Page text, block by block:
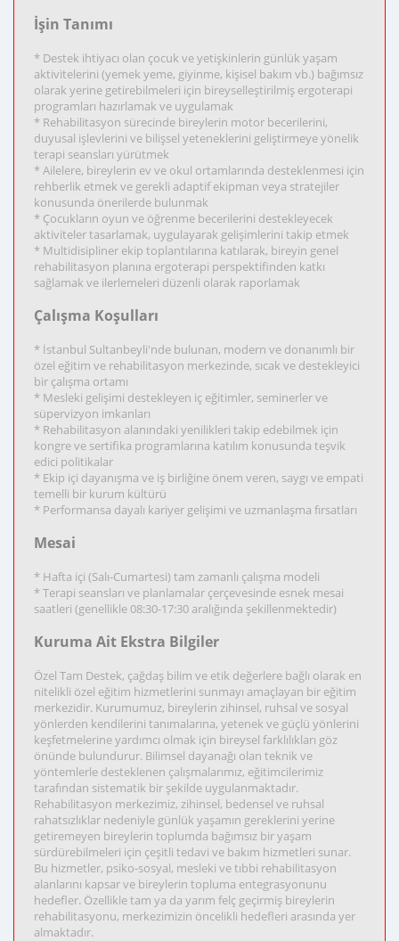
İşin Tanımı
* Destek ihtiyacı olan çocuk ve yetişkinlerin günlük yaşam
aktivitelerini (yemek yeme, giyinme, kişisel bakım vb.) bağımsız
olarak yerine getirebilmeleri için bireyselleştirilmiş ergoterapi
programları hazırlamak ve uygulamak
* Rehabilitasyon sürecinde bireylerin motor becerilerini,
duyusal işlevlerini ve bilişsel yeteneklerini geliştirmeye yönelik
terapi seansları yürütmek
* Ailelere, bireylerin ev ve okul ortamlarında desteklenmesi için
rehberlik etmek ve gerekli adaptif ekipman veya stratejiler
konusunda önerilerde bulunmak
* Çocukların oyun ve öğrenme becerilerini destekleyecek
aktiviteler tasarlamak, uygulayarak gelişimlerini takip etmek
* Multidisipliner ekip toplantılarına katılarak, bireyin genel
rehabilitasyon planına ergoterapi perspektifinden katkı
sağlamak ve ilerlemeleri düzenli olarak raporlamak
Çalışma Koşulları
* İstanbul Sultanbeyli'nde bulunan, modern ve donanımlı bir
özel eğitim ve rehabilitasyon merkezinde, sıcak ve destekleyici
bir çalışma ortamı
* Mesleki gelişimi destekleyen iç eğitimler, seminerler ve
süpervizyon imkanları
* Rehabilitasyon alanındaki yenilikleri takip edebilmek için
kongre ve sertifika programlarına katılım konusunda teşvik
edici politikalar
* Ekip içi dayanışma ve iş birliğine önem veren, saygı ve empati
temelli bir kurum kültürü
* Performansa dayalı kariyer gelişimi ve uzmanlaşma fırsatları
Mesai
* Hafta içi (Salı-Cumartesi) tam zamanlı çalışma modeli
* Terapi seansları ve planlamalar çerçevesinde esnek mesai
saatleri (genellikle 08:30-17:30 aralığında şekillenmektedir)
Kuruma Ait Ekstra Bilgiler
Özel Tam Destek, çağdaş bilim ve etik değerlere bağlı olarak en
nitelikli özel eğitim hizmetlerini sunmayı amaçlayan bir eğitim
merkezidir. Kurumumuz, bireylerin zihinsel, ruhsal ve sosyal
yönlerden kendilerini tanımalarına, yetenek ve güçlü yönlerini
keşfetmelerine yardımcı olmak için bireysel farklılıkları göz
önünde bulundurur. Bilimsel dayanağı olan teknik ve
yöntemlerle desteklenen çalışmalarımız, eğitimcilerimiz
tarafından sistematik bir şekilde uygulanmaktadır.
Rehabilitasyon merkezimiz, zihinsel, bedensel ve ruhsal
rahatsızlıklar nedeniyle günlük yaşamın gereklerini yerine
getiremeyen bireylerin toplumda bağımsız bir yaşam
sürdürebilmeleri için çeşitli tedavi ve bakım hizmetleri sunar.
Bu hizmetler, psiko-sosyal, mesleki ve tıbbi rehabilitasyon
alanlarını kapsar ve bireylerin topluma entegrasyonunu
hedefler. Özellikle tam ya da yarım felç geçirmiş bireylerin
rehabilitasyonu, merkezimizin öncelikli hedefleri arasında yer
almaktadır.